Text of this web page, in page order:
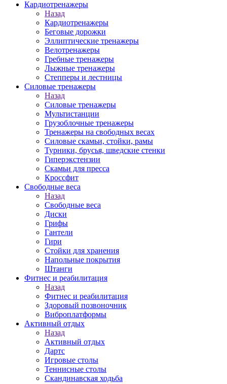
Кардиотренажеры
Назад
Кардиотренажеры
Беговые дорожки
Эллиптические тренажеры
Велотренажеры
Гребные тренажеры
Лыжные тренажеры
Степперы и лестницы
Силовые тренажеры
Назад
Силовые тренажеры
Мультистанции
Грузоблочные тренажеры
Тренажеры на свободных весах
Силовые скамьи, стойки, рамы
Турники, брусья, шведские стенки
Гиперэкстензии
Скамьи для пресса
Кроссфит
Свободные веса
Назад
Свободные веса
Диски
Грифы
Гантели
Гири
Стойки для хранения
Напольные покрытия
Штанги
Фитнес и реабилитация
Назад
Фитнес и реабилитация
Здоровый позвоночник
Виброплатформы
Активный отдых
Назад
Активный отдых
Дартс
Игровые столы
Теннисные столы
Скандинавская ходьба